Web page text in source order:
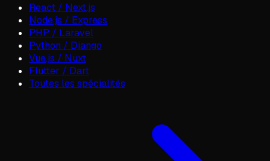
React / Next.js
Node.js / Express
PHP / Laravel
Python / Django
Vue.js / Nuxt
Flutter / Dart
Toutes les spécialités